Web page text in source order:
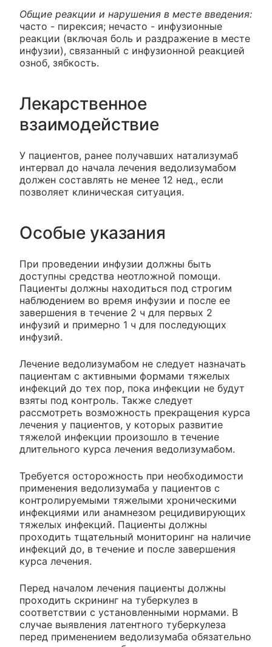
Общие реакции и нарушения в месте введения:
часто - пирексия; нечасто - инфузионные
реакции (включая боль и раздражение в месте
инфузии), связанный с инфузионной реакцией
озноб, зябкость.
Лекарственное
взаимодействие
У пациентов, ранее получавших натализумаб
интервал до начала лечения ведолизумабом
должен составлять не менее 12 нед., если
позволяет клиническая ситуация.
Особые указания
При проведении инфузии должны быть
доступны средства неотложной помощи.
Пациенты должны находиться под строгим
наблюдением во время инфузии и после ее
завершения в течение 2 ч для первых 2
инфузий и примерно 1 ч для последующих
инфузий.
Лечение ведолизумабом не следует назначать
пациентам с активными формами тяжелых
инфекций до тех пор, пока инфекции не будут
взяты под контроль. Также следует
рассмотреть возможность прекращения курса
лечения у пациентов, у которых развитие
тяжелой инфекции произошло в течение
длительного курса лечения ведолизумабом.
Требуется осторожность при необходимости
применения ведолизумаба у пациентов с
контролируемыми тяжелыми хроническими
инфекциями или анамнезом рецидивирующих
тяжелых инфекций. Пациенты должны
проходить тщательный мониторинг на наличие
инфекций до, в течение и после завершения
курса лечения.
Перед началом лечения пациенты должны
проходить скрининг на туберкулез в
соответствии с установленными нормами. В
случае выявления латентного туберкулеза
перед применением ведолизумаба обязательно